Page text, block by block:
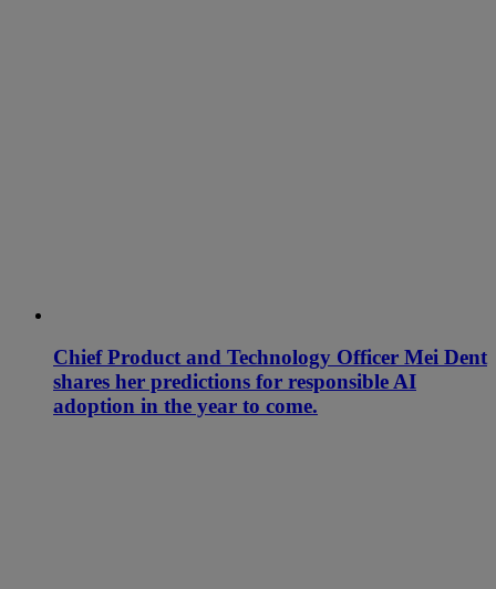
Chief Product and Technology Officer Mei Dent
shares her predictions for responsible AI
adoption in the year to come.